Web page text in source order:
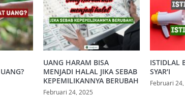
UANG HARAM BISA
MENJADI HALAL JIKA SEBAB
KEPEMILIKANNYA BERUBAH
Februari 24, 2025
ISTIDLAL
SYAR’I
Februari